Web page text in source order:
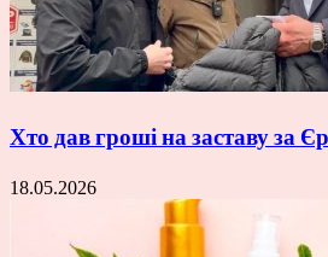
Хто дав гроші на заставу за
18.05.2026